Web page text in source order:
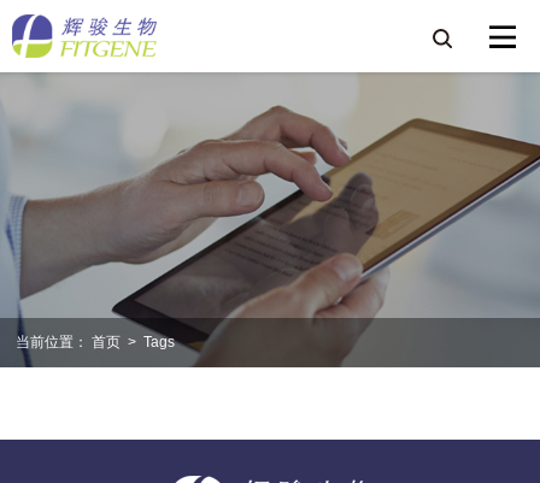
当前位置： 首页 > Tags